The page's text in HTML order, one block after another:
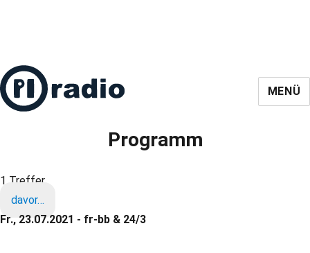
MENÜ
Programm
1 Treffer
davor…
Fr., 23.07.2021 - fr-bb & 24/3